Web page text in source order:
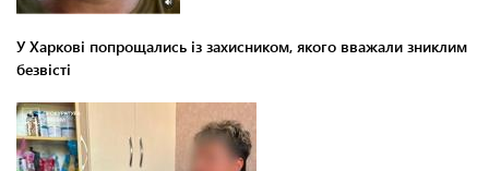
У Харкові попрощались із захисником, якого вважали зниклим
безвісті